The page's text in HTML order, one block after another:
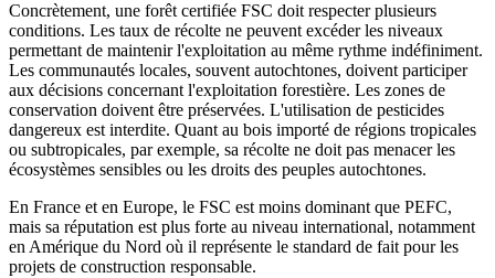
Concrètement, une forêt certifiée FSC doit respecter plusieurs
conditions. Les taux de récolte ne peuvent excéder les niveaux
permettant de maintenir l'exploitation au même rythme indéfiniment.
Les communautés locales, souvent autochtones, doivent participer
aux décisions concernant l'exploitation forestière. Les zones de
conservation doivent être préservées. L'utilisation de pesticides
dangereux est interdite. Quant au bois importé de régions tropicales
ou subtropicales, par exemple, sa récolte ne doit pas menacer les
écosystèmes sensibles ou les droits des peuples autochtones.
En France et en Europe, le FSC est moins dominant que PEFC,
mais sa réputation est plus forte au niveau international, notamment
en Amérique du Nord où il représente le standard de fait pour les
projets de construction responsable.